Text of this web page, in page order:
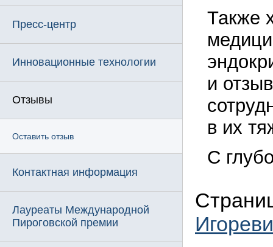
Пресс-центр
Инновационные технологии
Отзывы
Оставить отзыв
Контактная информация
Лауреаты Международной
Пироговской премии
Также
и
в их
С